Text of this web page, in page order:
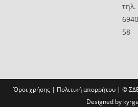
τηλ.
58
Όροι χρήσης| Πολιτική απορρήτου| ©
Designed by